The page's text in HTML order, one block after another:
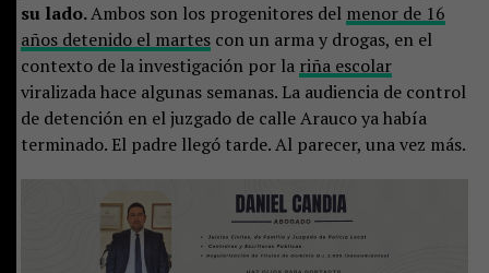
su lado.Ambos son los progenitores del menor de 16
años detenido el martescon un arma y drogas, en el
contexto de la investigación por la riña escolar
viralizada hace algunas semanas. La audiencia de control
de detención en el juzgado de calle Arauco ya había
terminado. El padre llegó tarde. Al parecer, una vez más.